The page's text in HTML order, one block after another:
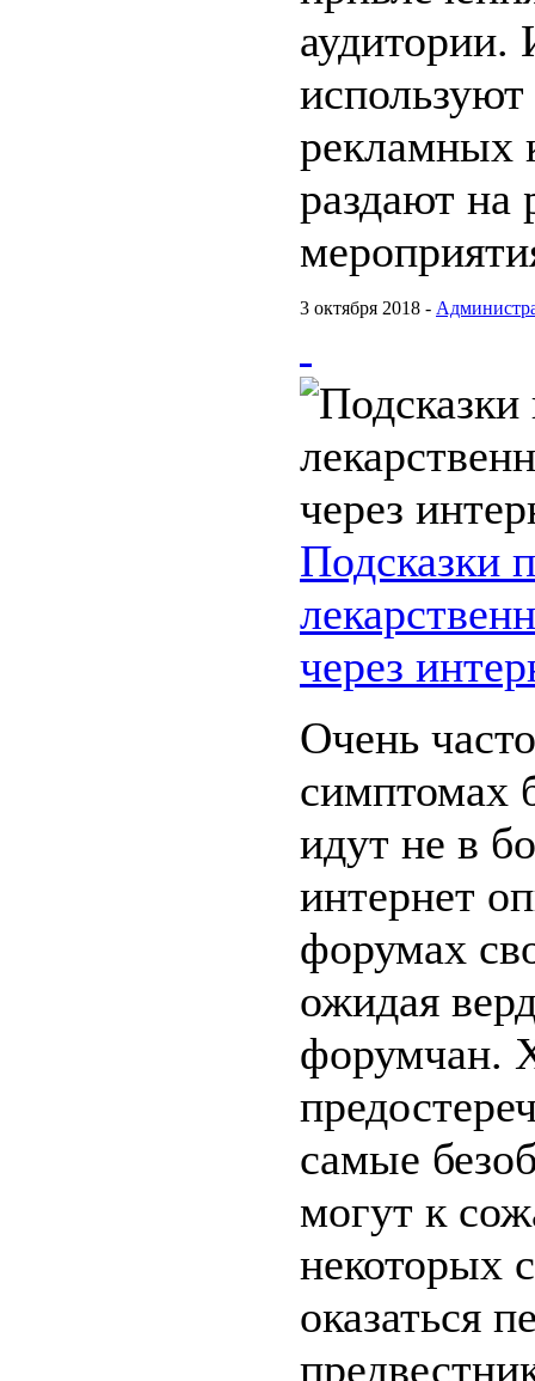
аудитории.
рекламных
раздают на
3 октября 2018 -
Подсказки
через
Очень
симптомах
идут не в
интернет
форумах
ожидая
форумчан.
самые
могут к
некоторых
оказаться